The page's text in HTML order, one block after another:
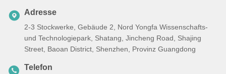
Adresse
2-3 Stockwerke, Gebäude 2, Nord Yongfa Wissenschafts-
und Technologiepark, Shatang, Jincheng Road, Shajing
Street, Baoan District, Shenzhen, Provinz Guangdong
Telefon